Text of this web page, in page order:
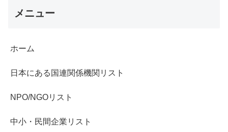
メニュー
ホーム
日本にある国連関係機関リスト
NPO/NGOリスト
中小・民間企業リスト